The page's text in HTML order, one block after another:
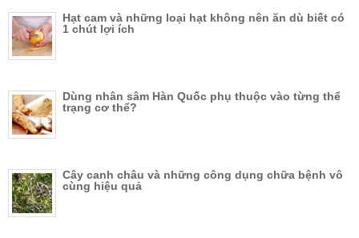
Hạt cam và những loại hạt không nên ăn dù biết có
1 chút lợi ích
Dùng nhân sâm Hàn Quốc phụ thuộc vào từng thể
trạng cơ thể?
Cây canh châu và những công dụng chữa bệnh vô
cùng hiệu quả